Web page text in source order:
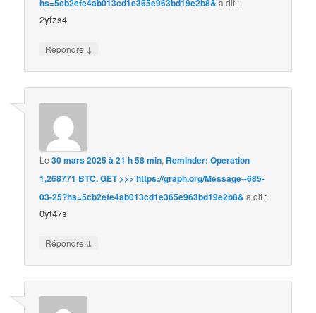
hs=5cb2efe4ab013cd1e365e963bd19e2b8& a dit :
2yfzs4
Répondre ↓
Le30 mars 2025 à 21 h 58 min, Reminder: Operation
1,268771 BTC. GET >>> https://graph.org/Message--685-
03-25?hs=5cb2efe4ab013cd1e365e963bd19e2b8& a dit :
0yt47s
Répondre ↓